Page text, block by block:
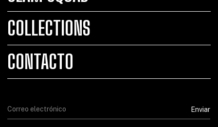
COLLECTIONS
CONTACTO